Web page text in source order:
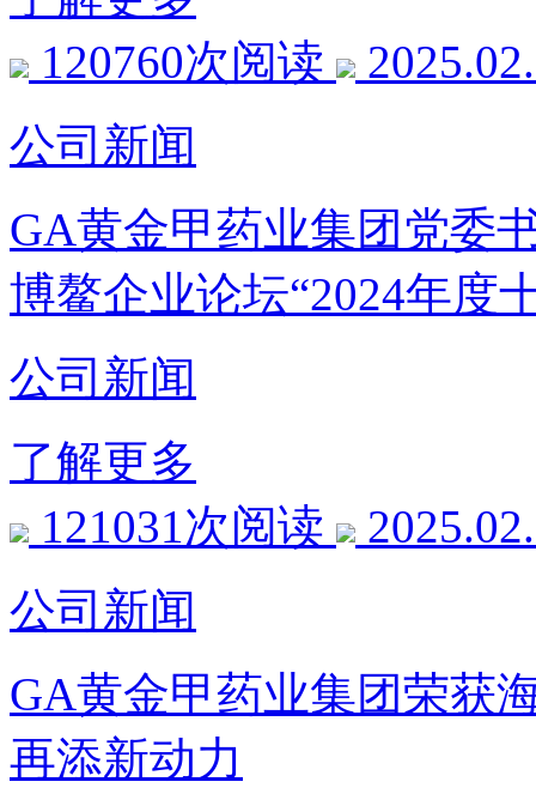
120760次阅读
公司新闻
GA黄金甲药业集团党委
博鳌企业论坛“2024年度
公司新闻
了解更多
121031次阅读
公司新闻
GA黄金甲药业集团荣获
再添新动力